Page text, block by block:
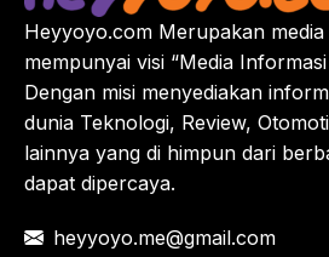
Heyyoyo.com Merupakan
mempunyai visi “Media
Dengan misi menyediakan
dunia Teknologi, Review,
lainnya yang di himpun dari
dapat dipercaya.
heyyoyo.me@gmail.com